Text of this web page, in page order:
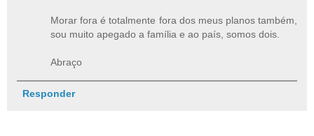
Morar fora é totalmente fora dos meus planos também,
sou muito apegado a família e ao país, somos dois.
Abraço
Responder